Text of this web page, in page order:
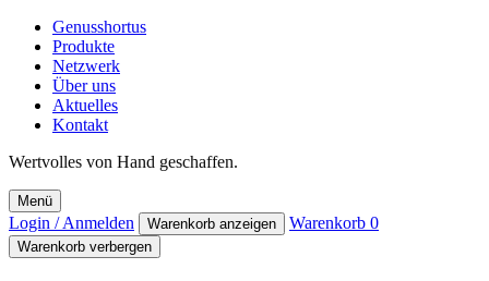
Genusshortus
Produkte
Netzwerk
Über uns
Aktuelles
Kontakt
Wertvolles von Hand geschaffen.
Menü
Login / Anmelden Warenkorb anzeigen Warenkorb 0
Warenkorb verbergen